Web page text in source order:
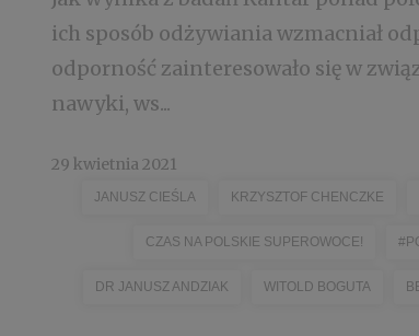
ich sposób odżywiania wzmacniał
odporność zainteresowało się w
nawyki, ws...
29 kwietnia 2021
JANUSZ CIEŚLA KRZYSZTOF CHENCZKE
CZAS NA POLSKIE SUPEROWOCE!
DR JANUSZ ANDZIAK WITOLD BOGUTA